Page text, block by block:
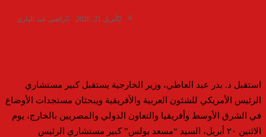
راضي عبد الباري أبريل 21, 2026 4
استقبل د. بدر عبد العاطي، وزير الخارجية يستقبل كبير مستشاري
الرئيس الأمريكي للشئون العربية والأفريقية ويبحثان مستجدات الأوضاع
في الشرق الأوسط وأفريقيا والتعاون الدولي والمصريين بالخارج، يوم
الاثنين ٢٠ أبريل، السيد “مسعد بولس” كبير مستشاري الرئيس